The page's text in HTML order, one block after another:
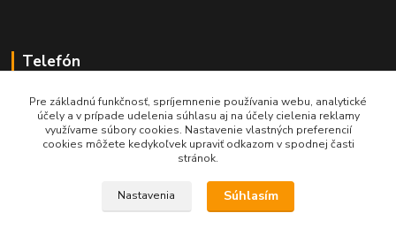
Telefón
+421 905 622 625
obchod@nozeplus.sk
Pre základnú funkčnosť, spríjemnenie používania webu, analytické
účely a v prípade udelenia súhlasu aj na účely cielenia reklamy
využívame súbory cookies. Nastavenie vlastných preferencií
cookies môžete kedykoľvek upraviť odkazom v spodnej časti
stránok.
Nastavenia Súhlasím